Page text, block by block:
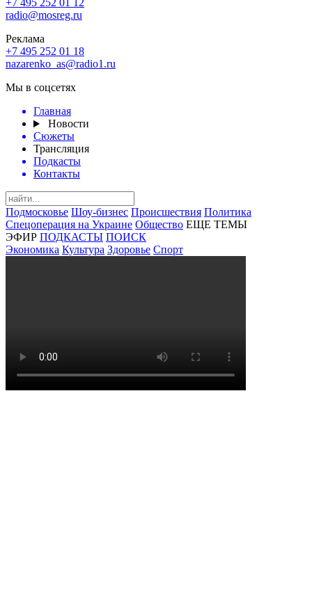
+7 495 252 01 12
radio@mosreg.ru
Реклама
+7 495 252 01 18
nazarenko_as@radio1.ru
Мы в соцсетях
Главная
Новости
Сюжеты
Трансляция
Подкасты
Контакты
Подмосковье Шоу-бизнес Происшествия Политика
Спецоперация на Украине Общество ЕЩЕ ТЕМЫ
ЭФИР ПОДКАСТЫ ПОИСК
Экономика Культура Здоровье Спорт